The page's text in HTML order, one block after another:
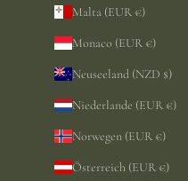
Malta (EUR €)
Monaco (EUR €)
Neuseeland (NZD $)
Niederlande (EUR €)
Norwegen (EUR €)
Österreich (EUR €)